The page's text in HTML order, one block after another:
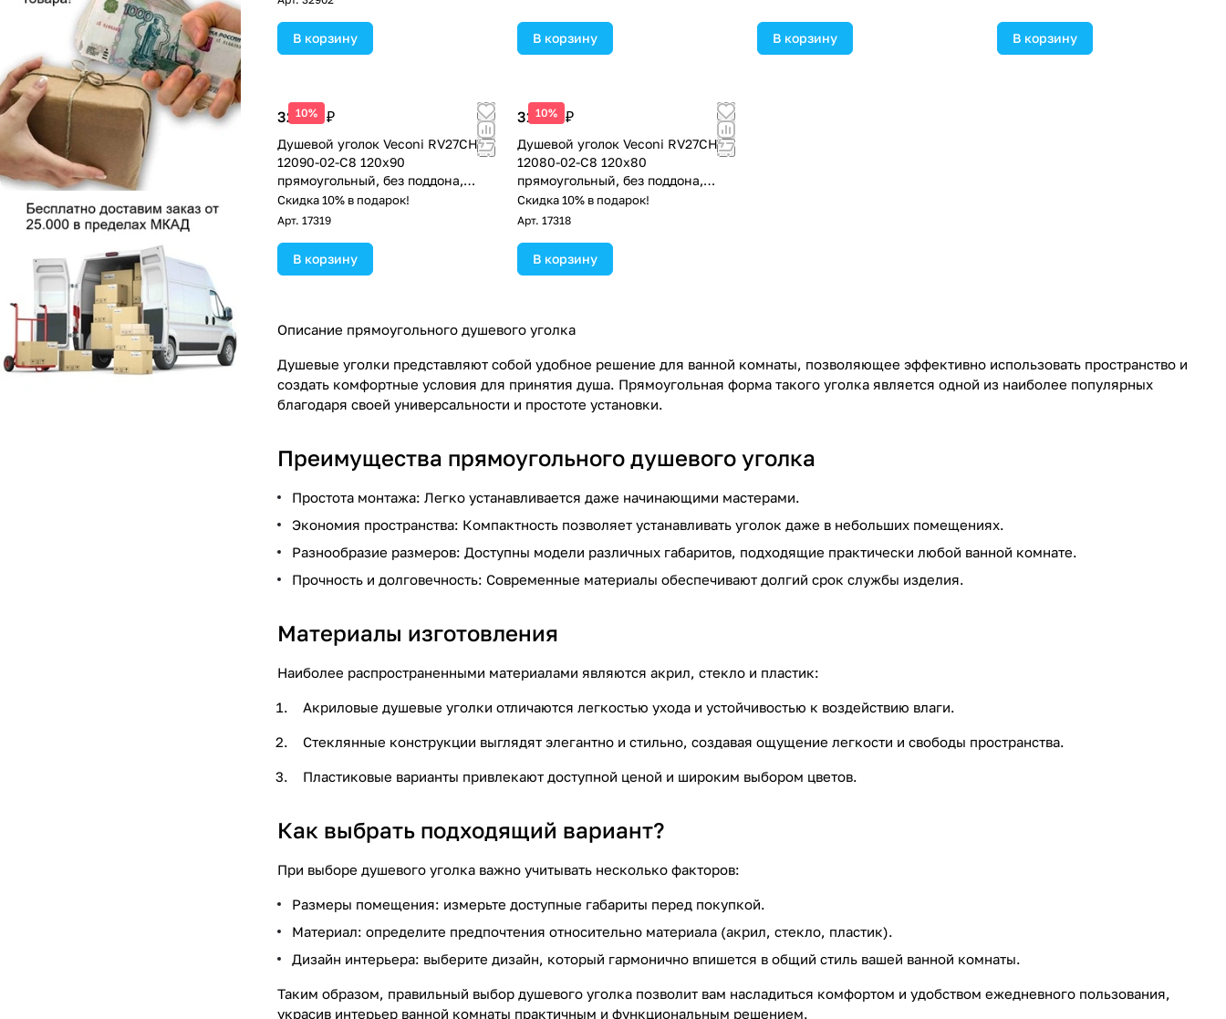
В корзину В корзину В корзину В корзину
10%
32 281 ₽
Душевой уголок Veconi RV27CH-
12090-02-C8 120х90
прямоугольный, без поддона,
матовое стекло, хром
Скидка 10% в подарок!
Арт. 17319
В корзину
10%
31 518 ₽
Душевой уголок Veconi RV27CH-
12080-02-C8 120х80
прямоугольный, без поддона,
матовое стекло, хром
Скидка 10% в подарок!
Арт. 17318
В корзину
Описание прямоугольного душевого уголка
Душевые уголки представляют собой удобное решение для ванной комнаты, позволяющее эффективно использовать пространство и
создать комфортные условия для принятия душа. Прямоугольная форма такого уголка является одной из наиболее популярных
благодаря своей универсальности и простоте установки.
Преимущества прямоугольного душевого уголка
Простота монтажа: Легко устанавливается даже начинающими мастерами.
Экономия пространства: Компактность позволяет устанавливать уголок даже в небольших помещениях.
Разнообразие размеров: Доступны модели различных габаритов, подходящие практически любой ванной комнате.
Прочность и долговечность: Современные материалы обеспечивают долгий срок службы изделия.
Материалы изготовления
Наиболее распространенными материалами являются акрил, стекло и пластик:
Акриловые душевые уголки отличаются легкостью ухода и устойчивостью к воздействию влаги.
Стеклянные конструкции выглядят элегантно и стильно, создавая ощущение легкости и свободы пространства.
Пластиковые варианты привлекают доступной ценой и широким выбором цветов.
Как выбрать подходящий вариант?
При выборе душевого уголка важно учитывать несколько факторов:
Размеры помещения: измерьте доступные габариты перед покупкой.
Материал: определите предпочтения относительно материала (акрил, стекло, пластик).
Дизайн интерьера: выберите дизайн, который гармонично впишется в общий стиль вашей ванной комнаты.
Таким образом, правильный выбор душевого уголка позволит вам насладиться комфортом и удобством ежедневного пользования,
украсив интерьер ванной комнаты практичным и функциональным решением.